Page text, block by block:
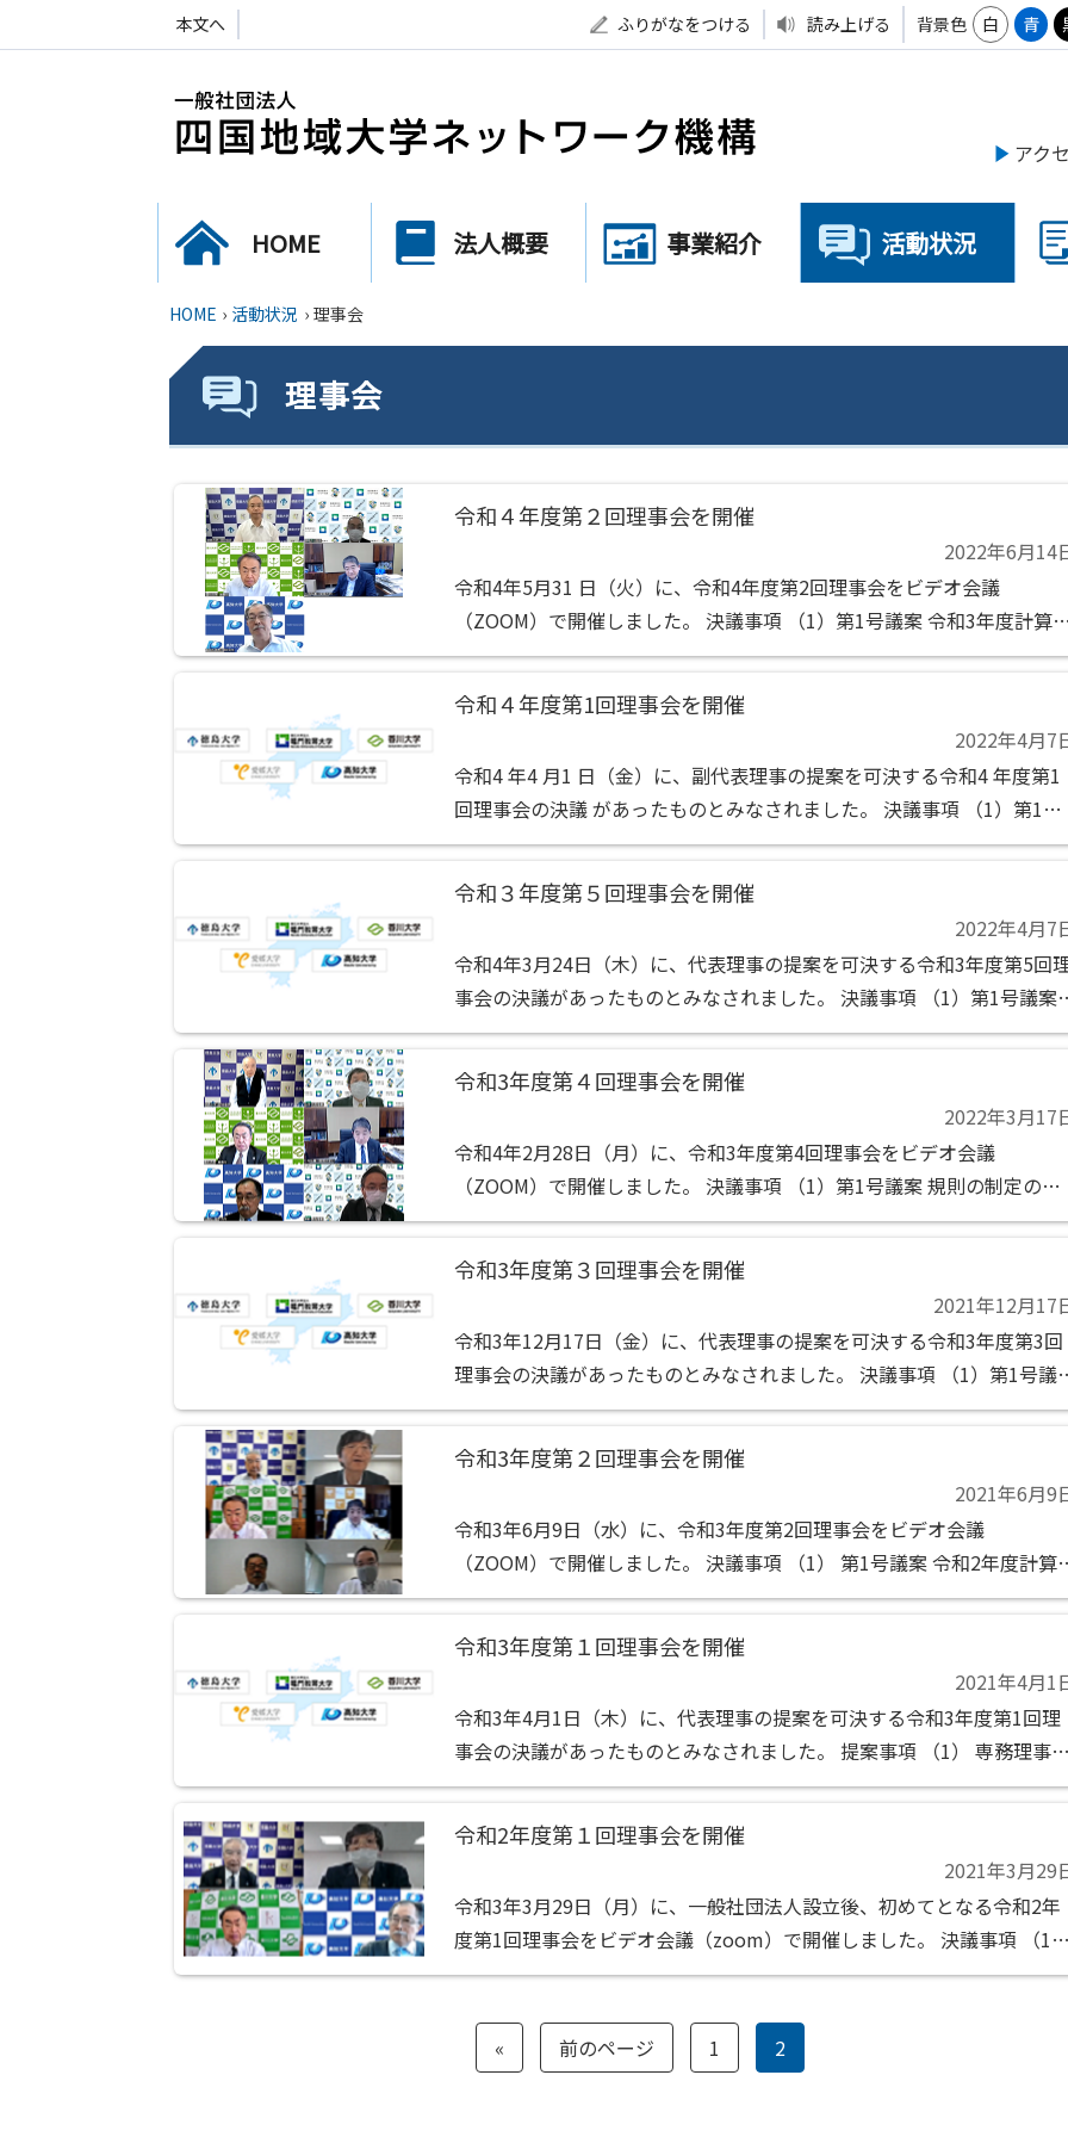
本文へ ふりがなをつける 読み上げる 背景色 白 青
アク
HOME 法人概要 事業紹介 活動状況
HOME › 活動状況 › 理事会
理事会
令和４年度第２回理事会を開催
2022年6月14
令和4年5月31 日（火）に、令和4年度第2回理事会をビデオ会議
（ZOOM）で開催しました。 決議事項 （1）第1号議案 令和3年度計算書
類・事業報告の承認の件 （2）第2号議案 令和4年度第2回社員総会（定
時）の招集の決定の件 報告...
令和４年度第1回理事会を開催
2022年4月7
令和4 年4 月1 日（金）に、副代表理事の提案を可決する令和4 年度第1
回理事会の決議 があったものとみなされました。 決議事項 （1）第1号
議案 代表理事1 名選定の件 （2）第2号議案 専務理事1 名選定の件
令和３年度第５回理事会を開催
2022年4月7
令和4年3月24日（木）に、代表理事の提案を可決する令和3年度第5回
事会の決議があったものとみなされました。 決議事項 （1）第1号議案
社員総会の決議の省略及び決議事項の決定の件
令和3年度第４回理事会を開催
2022年3月17
令和4年2月28日（月）に、令和3年度第4回理事会をビデオ会議
（ZOOM）で開催しました。 決議事項 （1）第1号議案 規則の制定の件
報告事項 （1）代表理事、副代表理事及び専務理事の職務の執行状況の
報告の件
令和3年度第３回理事会を開催
2021年12月17
令和3年12月17日（金）に、代表理事の提案を可決する令和3年度第3回
理事会の決議があったものとみなされました。 決議事項 （1）第1号議
事業計画書及び収支予算書の承認の件 （2）第2号議案 大学等連携推進
針の承認の件 （3）第...
令和3年度第２回理事会を開催
2021年6月9
令和3年6月9日（水）に、令和3年度第2回理事会をビデオ会議
（ZOOM）で開催しました。 決議事項 （1） 第1号議案 令和2年度計算
類・事業報告の承認の件 （2） 第2号議案 令和3年度第2回社員総会（定
時）の招集の決定の件
令和3年度第１回理事会を開催
2021年4月1
令和3年4月1日（木）に、代表理事の提案を可決する令和3年度第1回理
事会の決議があったものとみなされました。 提案事項 （1） 専務理事1
名選定の件
令和2年度第１回理事会を開催
2021年3月29
令和3年3月29日（月）に、一般社団法人設立後、初めてとなる令和2年
度第1回理事会をビデオ会議（zoom）で開催しました。 決議事項 （1）
第1号議案 副代表理事及び専務理事の選定の件 （2） 第2号議案 規則の
«
前のページ 1 2